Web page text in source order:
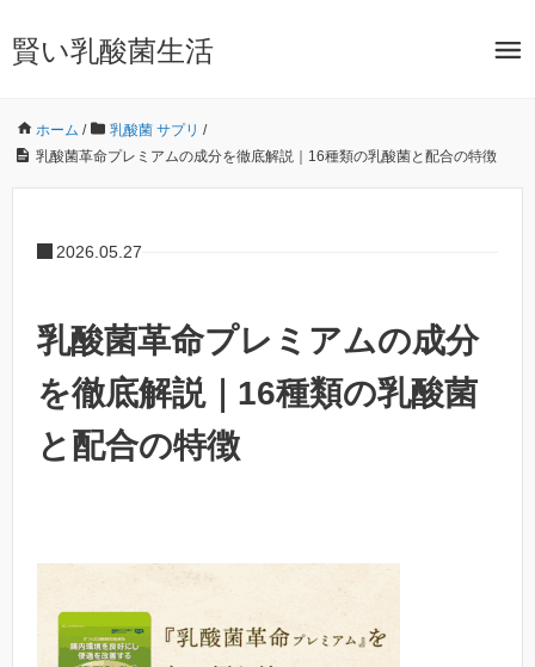
賢い乳酸菌生活
ホーム / 乳酸菌 サプリ /
乳酸菌革命プレミアムの成分を徹底解説｜16種類の乳酸菌と配合の特徴
2026.05.27
乳酸菌革命プレミアムの成分
を徹底解説｜16種類の乳酸菌
と配合の特徴